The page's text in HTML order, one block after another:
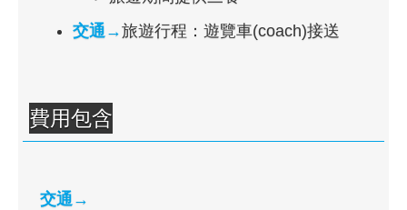
交通→旅遊行程：遊覽車(coach)接送
費用包含
交通→